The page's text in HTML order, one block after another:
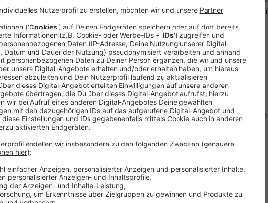
werden, mit insgesamt 160 Wohnungen für Studierende und
Anzeige
Sechsgeschossige Gebäude geplant
Anzeige
Die Stadt hat die Planungen der Klinik jetzt / am Nachmittag
Politik präsentiert. Geplant sind zwei sechsgeschossige Gebäude.
Anzeige
Planungsausschuss muss zustimmen
Anzeige